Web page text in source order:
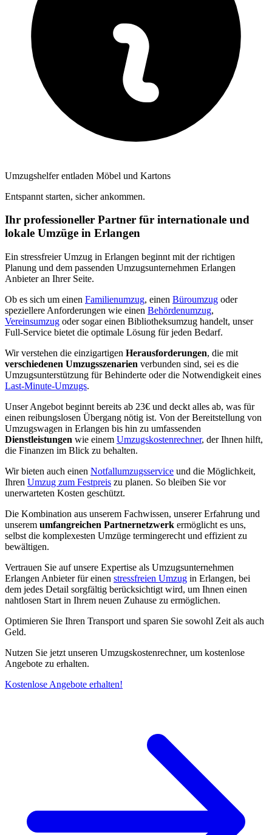
Umzugshelfer entladen Möbel und Kartons
Entspannt starten, sicher ankommen.
Ihr professioneller Partner für internationale und
lokale Umzüge in Erlangen
Ein stressfreier Umzug in Erlangen beginnt mit der richtigen
Planung und dem passenden Umzugsunternehmen Erlangen
Anbieter an Ihrer Seite.
Ob es sich um einen Familienumzug, einen Büroumzug oder
speziellere Anforderungen wie einen Behördenumzug,
Vereinsumzug oder sogar einen Bibliotheksumzug handelt, unser
Full-Service bietet die optimale Lösung für jeden Bedarf.
Wir verstehen die einzigartigen Herausforderungen, die mit
verschiedenen Umzugsszenarien verbunden sind, sei es die
Umzugsunterstützung für Behinderte oder die Notwendigkeit eines
Last-Minute-Umzugs.
Unser Angebot beginnt bereits ab 23€ und deckt alles ab, was für
einen reibungslosen Übergang nötig ist. Von der Bereitstellung von
Umzugswagen in Erlangen bis hin zu umfassenden
Dienstleistungen wie einem Umzugskostenrechner, der Ihnen hilft,
die Finanzen im Blick zu behalten.
Wir bieten auch einen Notfallumzugsservice und die Möglichkeit,
Ihren Umzug zum Festpreis zu planen. So bleiben Sie vor
unerwarteten Kosten geschützt.
Die Kombination aus unserem Fachwissen, unserer Erfahrung und
unserem umfangreichen Partnernetzwerk ermöglicht es uns,
selbst die komplexesten Umzüge termingerecht und effizient zu
bewältigen.
Vertrauen Sie auf unsere Expertise als Umzugsunternehmen
Erlangen Anbieter für einen stressfreien Umzug in Erlangen, bei
dem jedes Detail sorgfältig berücksichtigt wird, um Ihnen einen
nahtlosen Start in Ihrem neuen Zuhause zu ermöglichen.
Optimieren Sie Ihren Transport und sparen Sie sowohl Zeit als auch
Geld.
Nutzen Sie jetzt unseren Umzugskostenrechner, um kostenlose
Angebote zu erhalten.
Kostenlose Angebote erhalten!